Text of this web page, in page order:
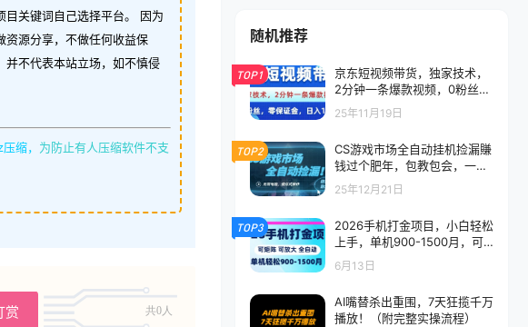
关键词自己选择平台。 因为
资源分享，不做任何收益保
并不代表本站立场，如不慎侵
缩， 为防止有人压缩软件不支
赏 共0人
随机推荐
TOP1
京东短视频带货，独家技术，
2分钟一条爆款视频，0粉丝，
0保证金，操作简单，日入1k
25年11月19日
TOP2
CS游戏市场全自动挂机捡漏賺
钱过个肥年，包教包会，一部
手机轻松日入5张+
25年12月21日
TOP3
2026手机打金项目，小白轻松
上手，单机900-1500月，可
矩阵可放大
6月13日
AI嘴替杀出重围，7天狂揽千万
播放！（附完整实操流程）